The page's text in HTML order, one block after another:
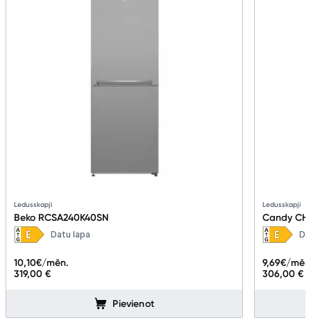
Ledusskapji
Beko RCSA240K40SN
Datu lapa
319,00 €
10,10€/mēn.
Pievienot
Ledusskapji
Candy
306,00 €
9,69€/